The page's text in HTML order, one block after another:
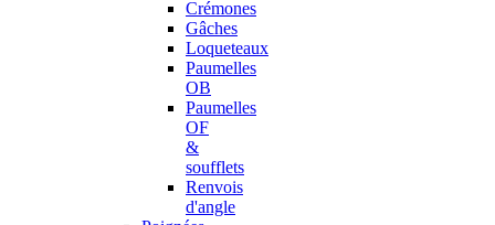
Crémones
Gâches
Loqueteaux
Paumelles
OB
Paumelles
OF
&
soufflets
Renvois
d'angle